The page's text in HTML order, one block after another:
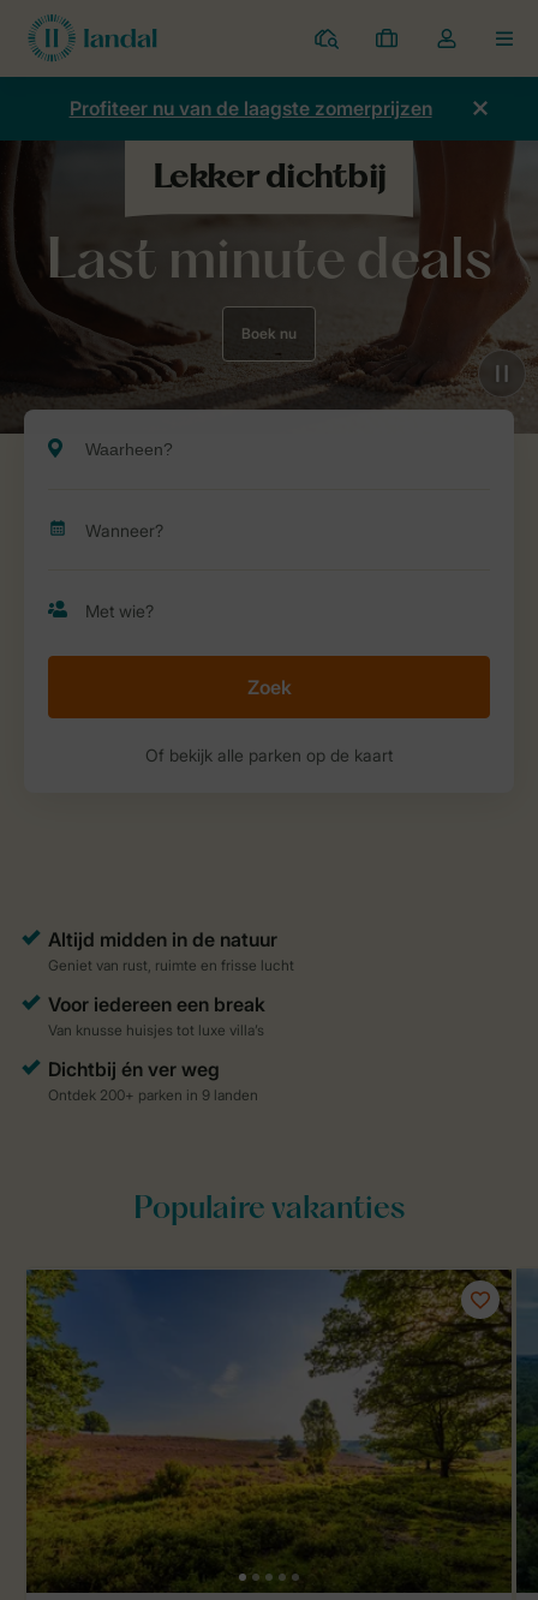
Parken
Mijn
boekingen
Open
de
dropdown
Profiteer nu van de laagste zomerprijzen
Last minute deals
Boek nu
Zoek
Of bekijk alle parken op de kaart